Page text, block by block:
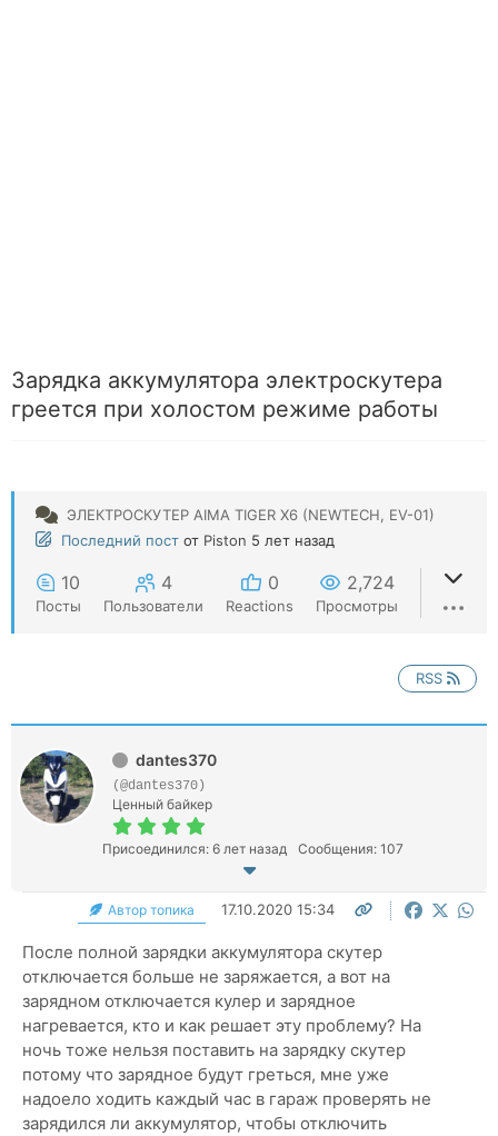
Зарядка аккумулятора электроскутера
греется при холостом режиме работы
ЭЛЕКТРОСКУТЕР AIMA TIGER X6 (NEWTECH, EV-01)
Последний пост от Piston 5 лет назад
10
Посты
4
Пользователи
0
Reactions
2,724
Просмотры
RSS
dantes370
(@dantes370)
Ценный байкер
Присоединился: 6 лет назад Сообщения: 107
Автор топика 17.10.2020 15:34
После полной зарядки аккумулятора скутер
отключается больше не заряжается, а вот на
зарядном отключается кулер и зарядное
нагревается, кто и как решает эту проблему? На
ночь тоже нельзя поставить на зарядку скутер
потому что зарядное будут греться, мне уже
надоело ходить каждый час в гараж проверять не
зарядился ли аккумулятор, чтобы отключить